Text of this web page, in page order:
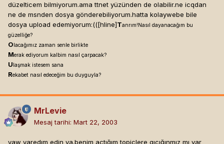
düzelticem bilmiyorum.ama ttnet yüzünden de olabilir.ne icqdan
ne de msnden dosya gönderebiliyorum.hatta kolaywebe bile
dosya upload edemiyorum:(([hline]Tanrım!Nasıl dayanacağım bu
güzelliğe?
O lacağımız zaman senle birlikte
Merak ediyorum kalbim nasıl çarpacak?
U laşmak istesem sana
Rekabet nasıl edeceğim bu duyguyla?
MrLevie
Mesaj tarihi: Mart 22, 2003
yaw yaredım edin ya.benim açtığım topiclere gıcığınmız mı var